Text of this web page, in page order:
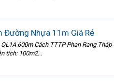
Đường Nhựa 11m Giá Rẻ
600m Cách TTTP Phan Rang
tích: 100m2...